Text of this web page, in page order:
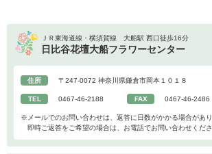
ＪＲ東海道線・横須賀線 大船駅 西口徒歩16分
日比谷花壇大船フラワーセンター
住所 〒247-0072 神奈川県鎌倉市岡本１０１８
TEL 0467-46-2188 FAX 0467-46-2486
※メールでのお問い合わせは、返答に日数がかかる場合があり
即時ご返答をご希望の場合は、お電話でお問い合わせくださ